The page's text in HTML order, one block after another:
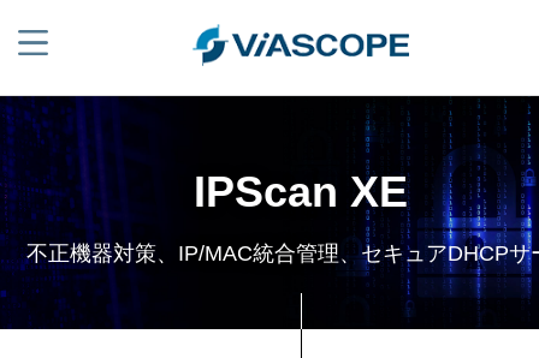
IPScan XE
不正機器対策、IP/MAC統合管理、セキュアDHCPサ